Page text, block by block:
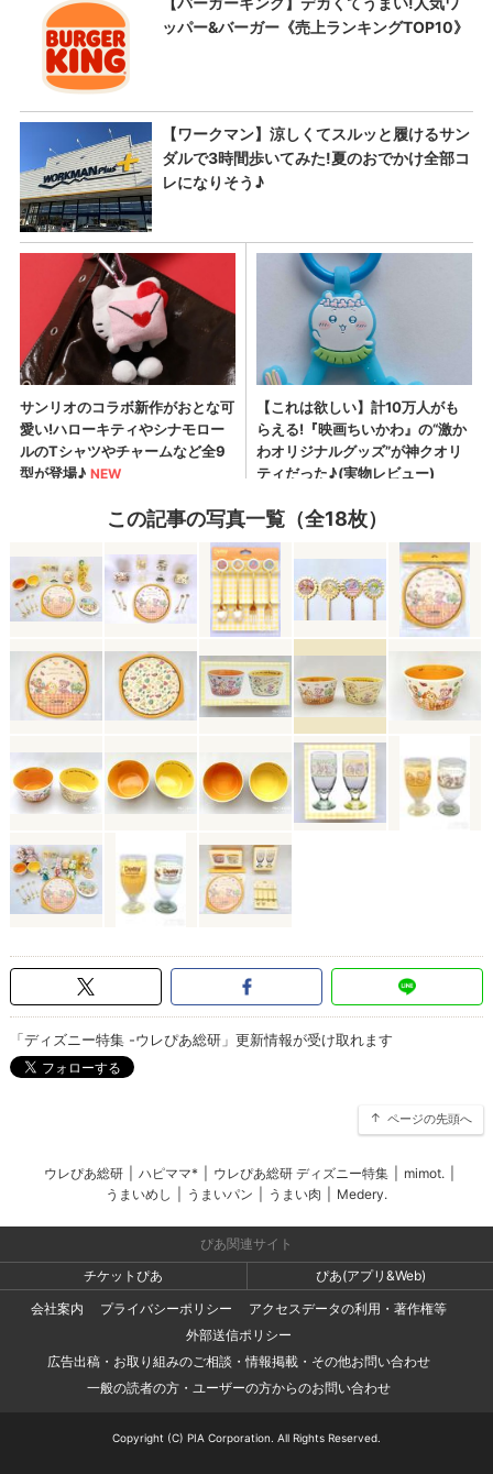
この記事の写真一覧（全18枚）
「ディズニー特集 -ウレぴあ総研」更新情報が受け取れます
ページの先頭へ
ウレぴあ総研 ハピママ* ウレぴあ総研 ディズニー特集 mimot.
うまいめし
うまいパン うまい肉 Medery.
ぴあ関連サイト
チケットぴあ
ぴあ(アプリ&Web)
会社案内
プライバシーポリシー
アクセスデータの利用・著作権等
外部送信ポリシー
広告出稿・お取り組みのご相談・情報掲載・その他お問い合わせ
一般の読者の方・ユーザーの方からのお問い合わせ
Copyright (C) PIA Corporation. All Rights Reserved.